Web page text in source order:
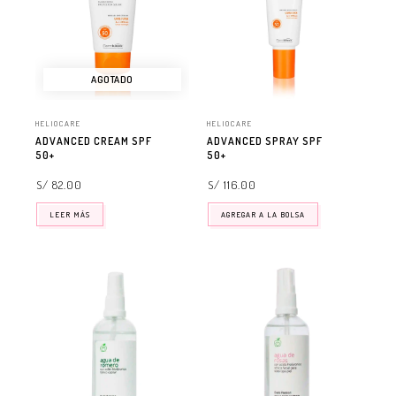
AGOTADO
HELIOCARE
ADVANCED CREAM SPF
50+
S/ 82.00
LEER MÁS
HELIOCARE
ADVANCED SPRAY SPF
50+
S/ 116.00
AGREGAR A LA BOLSA